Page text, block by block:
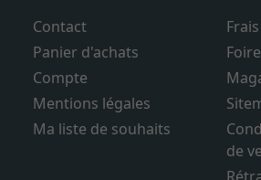
Contact
Panier d'achats
Compte
Mentions légales
Ma liste de souhaits
de